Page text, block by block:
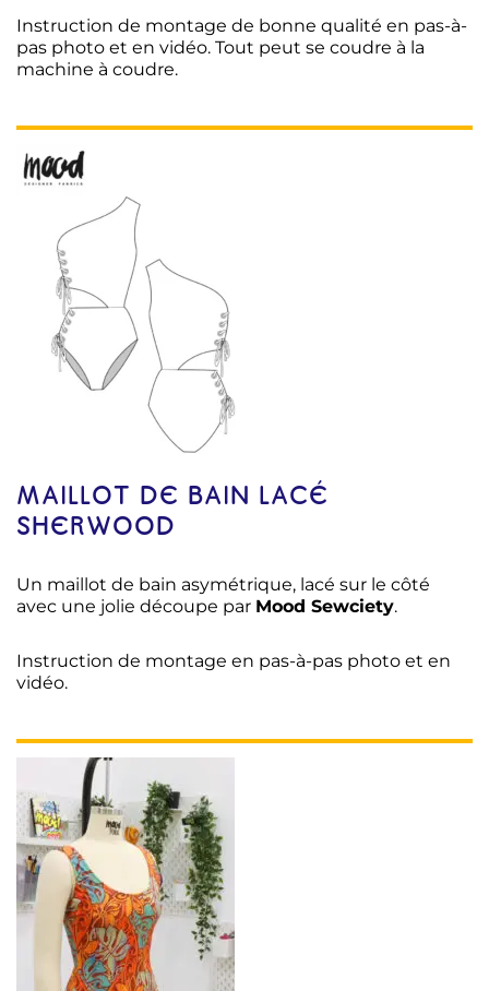
Instruction de montage de bonne qualité en pas-à-
pas photo et en vidéo. Tout peut se coudre à la
machine à coudre.
MAILLOT DE BAIN LACÉ
SHERWOOD
Un maillot de bain asymétrique, lacé sur le côté
avec une jolie découpe par Mood Sewciety.
Instruction de montage en pas-à-pas photo et en
vidéo.